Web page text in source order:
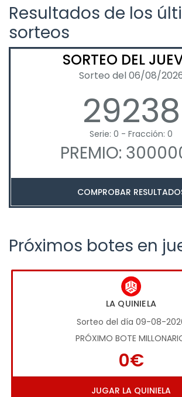
Resultados de los
sorteos
SORTEO DEL
Sorteo del 06/08/
29238
Serie: 0 - Fracción: 0
PREMIO:
COMPROBAR
Próximos botes en
LA QUINIELA
Sorteo del día 09-08-
PRÓXIMO BOTE
0€
JUGAR LA QUINIELA